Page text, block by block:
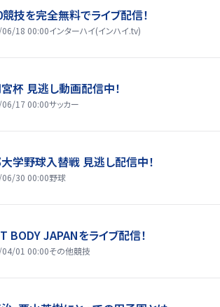
技を完全無料でライブ配信！
18 00:00インターハイ(インハイ.tv)
杯 見逃し動画配信中！
17 00:00サッカー
学野球入替戦 見逃し配信中！
30 00:00野球
BODY JAPANをライブ配信！
01 00:00その他競技